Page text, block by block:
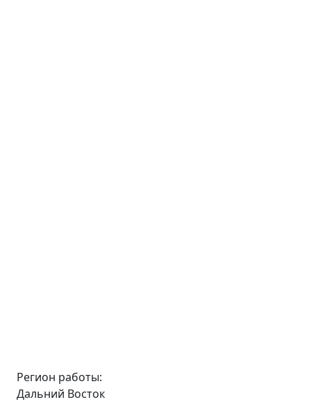
Регион работы:
Дальний Восток